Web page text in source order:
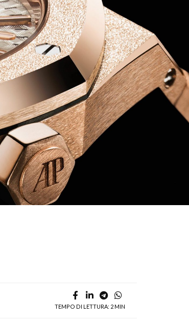
TEMPO DI LETTURA: 2 MIN